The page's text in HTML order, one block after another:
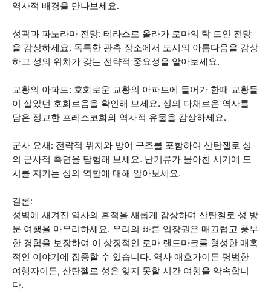
역사적 배경을 만나보세요.
성곽과 파노라마 전망: 테라스로 올라가 로마의 탁 트인 전망
을 감상하세요. 독특한 관측 장소에서 도시의 아름다움을 감상
하고 성의 위치가 갖는 전략적 중요성을 알아보세요.
교황의 아파트: 호화로운 교황의 아파트에 들어가 한때 교황들
이 살았던 호화로움을 확인해 보세요. 성의 다채로운 역사를
담은 정교한 프레스코화와 역사적 유물을 감상하세요.
군사 요새: 전략적 위치와 방어 구조를 포함하여 산탄젤로 성
의 군사적 측면을 탐험해 보세요. 난기류가 몰아친 시기에 도
시를 지키는 성의 역할에 대해 알아보세요.
결론:
성벽에 새겨진 역사의 흔적을 새롭게 감상하며 산탄젤로 성 방
문 여행을 마무리하세요. 우리의 빠른 입장권은 매끄럽고 풍부
한 경험을 보장하여 이 상징적인 로마 랜드마크를 형성한 매혹
적인 이야기에 집중할 수 있습니다. 역사 애호가이든 평범한
여행자이든, 산탄젤로 성은 잊지 못할 시간 여행을 약속합니
다.